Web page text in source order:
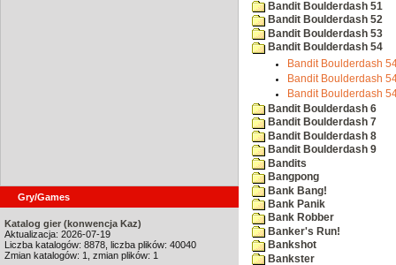
Gry/Games
Katalog gier (konwencja Kaz)
Aktualizacja: 2026-07-19
Liczba katalogów: 8878, liczba plików: 40040
Zmian katalogów: 1, zmian plików: 1
Bandit Boulderdash 51
Bandit Boulderdash 52
Bandit Boulderdash 53
Bandit Boulderdash 54
Bandit Boulderdash
Bandit Boulderdash
Bandit Boulderdash
Bandit Boulderdash 6
Bandit Boulderdash 7
Bandit Boulderdash 8
Bandit Boulderdash 9
Bandits
Bangpong
Bank Bang!
Bank Panik
Bank Robber
Banker's Run!
Bankshot
Bankster